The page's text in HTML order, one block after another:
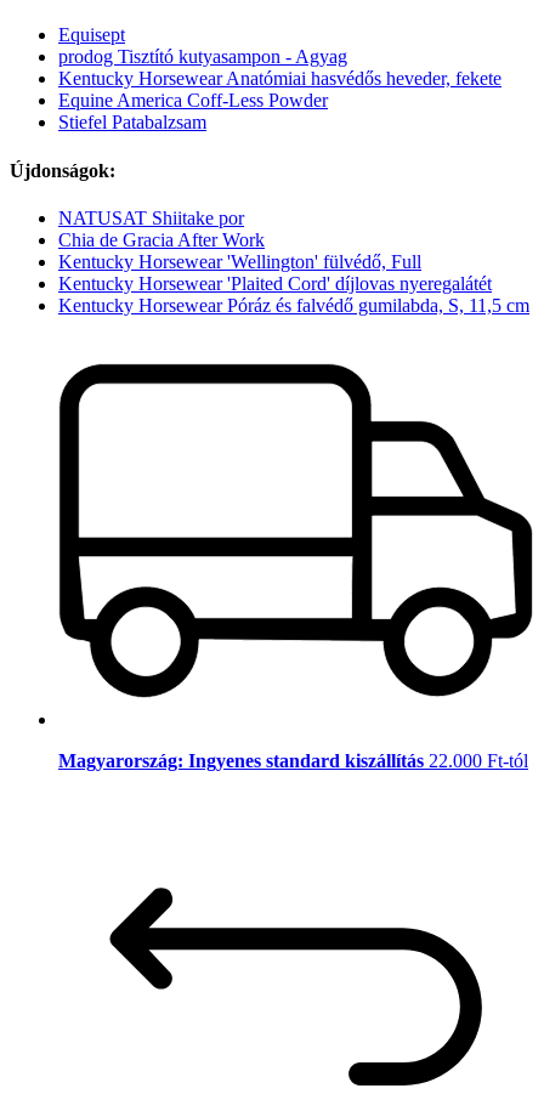
Equisept
prodog Tisztító kutyasampon - Agyag
Kentucky Horsewear Anatómiai hasvédős heveder, fekete
Equine America Coff-Less Powder
Stiefel Patabalzsam
Újdonságok:
NATUSAT Shiitake por
Chia de Gracia After Work
Kentucky Horsewear 'Wellington' fülvédő, Full
Kentucky Horsewear 'Plaited Cord' díjlovas nyeregalátét
Kentucky Horsewear Póráz és falvédő gumilabda, S, 11,5 cm
Magyarország: Ingyenes standard kiszállítás 22.000 Ft-tól